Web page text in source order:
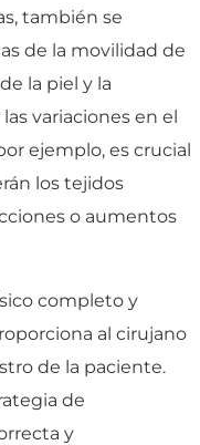
también se
de la movilidad de
la piel y la
variaciones en el
ejemplo, es crucial
los tejidos
o aumentos
completo y
al cirujano
de la paciente.
de
y